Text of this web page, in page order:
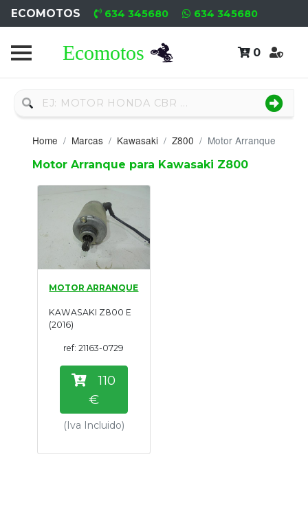
ECOMOTOS 634 345680 634 345680
0
Home
Nuevo
Neumáticos
Campa
Motores
Nuevos
Motores
Usados
Tasaciones
Formulario
Empresa
Contacto
Home Marcas Kawasaki Z800 Motor Arranque
Motor Arranque para Kawasaki Z800
MOTOR ARRANQUE
KAWASAKI Z800 E
(2016)
ref: 21163-0729
110
€
(Iva Incluido)